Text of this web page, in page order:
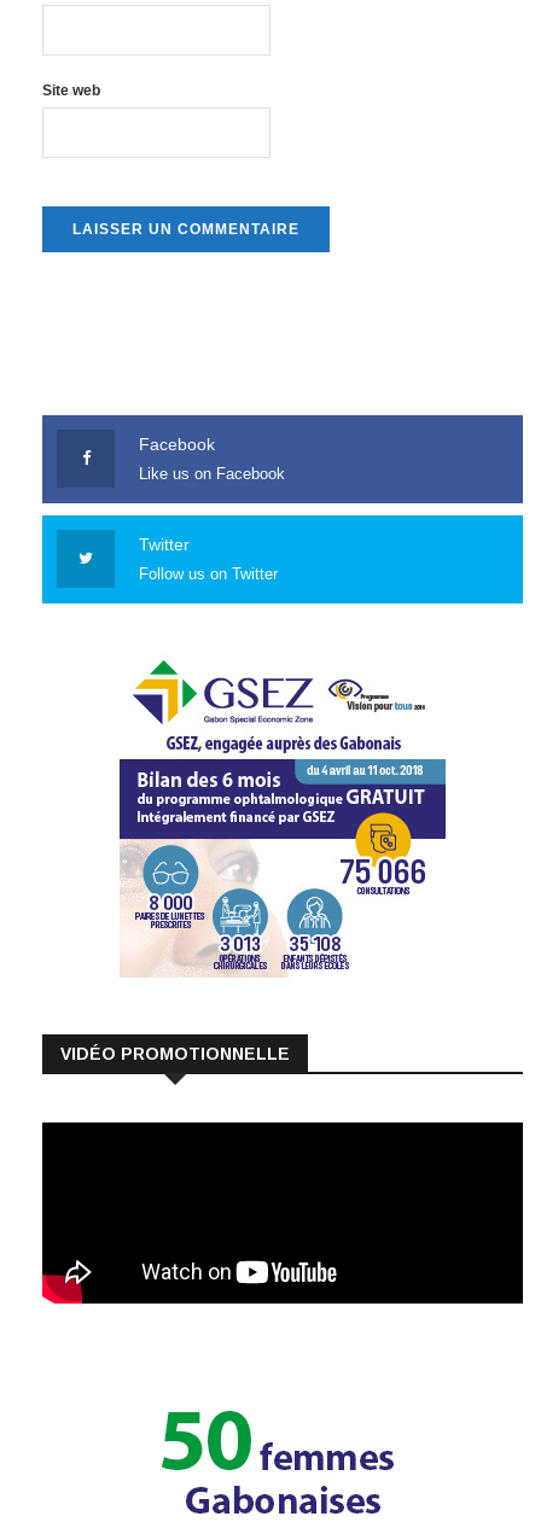
Site web
Facebook
Like us on Facebook
Twitter
Follow us on Twitter
VIDÉO PROMOTIONNELLE